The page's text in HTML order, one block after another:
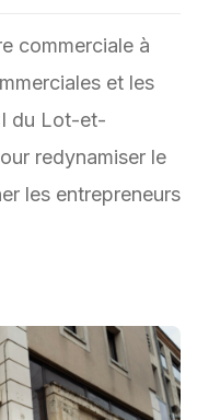
commerciale à
et les
du Lot-et-
redynamiser le
les entrepreneurs